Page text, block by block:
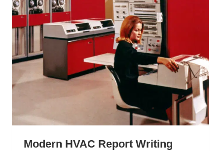
1
Modern HVAC Report Writing